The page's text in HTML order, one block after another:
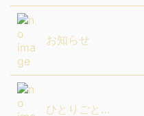
お知らせ
ひとりごと…